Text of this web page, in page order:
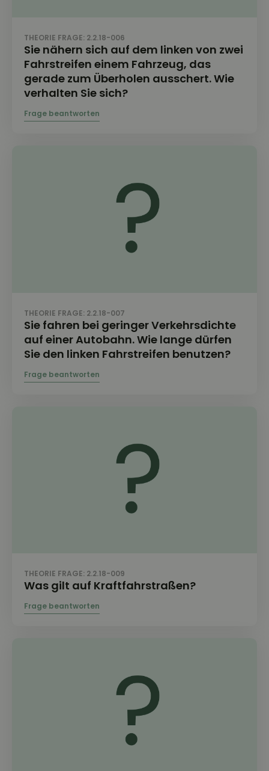
THEORIE FRAGE: 2.2.18-006
Sie nähern sich auf dem linken von zwei
Fahrstreifen einem Fahrzeug, das
gerade zum Überholen ausschert. Wie
verhalten Sie sich?
THEORIE FRAGE: 2.2.18-007
Sie fahren bei geringer Verkehrsdichte
auf einer Autobahn. Wie lange dürfen
Sie den linken Fahrstreifen benutzen?
THEORIE FRAGE: 2.2.18-009
Was gilt auf Kraftfahrstraßen?